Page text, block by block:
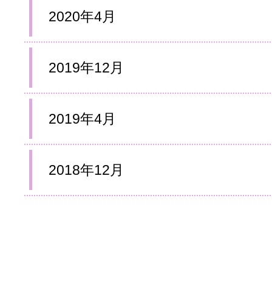
2020年4月
2019年12月
2019年4月
2018年12月